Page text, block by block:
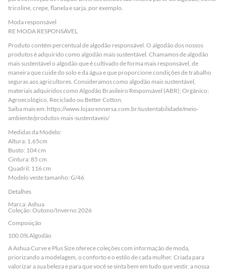
tricoline, crepe, flanela e sarja, por exemplo.
Moda responsável
RE MODA RESPONSÁVEL
Produto contém percentual de algodão responsável. O algodão dos nossos
produtos é adquirido como algodão mais sustentável. Chamamos de algodão
mais sustentável o algodão que é cultivado de forma mais responsável, de
maneira que cuide do solo e da água e que proporcione condições de trabalho
seguras aos agricultores. Consideramos como algodão mais sustentável,
materiais adquiridos como Algodão Brasileiro Responsável (ABR); Orgânico;
Agroecológico, Reciclado ou Better Cotton.
Saiba mais em: https://www.lojasrennersa.com.br/sustentabilidade/meio-
ambiente/produtos-mais-sustentaveis/
Medidas da Modelo:
Altura: 1,65cm
Busto: 104 cm
Cintura: 85 cm
Quadril: 116 cm
Modelo veste tamanho: G/46
Detalhes
Marca: Ashua
Coleção: Outono/Inverno 2026
Composição
100.0% Algodão
A Ashua Curve e Plus Size oferece coleções com informação de moda,
priorizando a modelagem, o conforto e o estilo de cada mulher. Criada para
valorizar a sua beleza e para que você se sinta bem em tudo que vestir, a nossa